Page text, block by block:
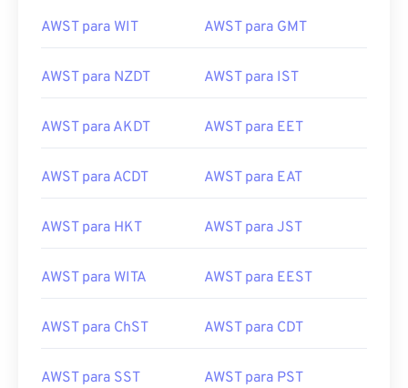
AWST para WIT AWST para GMT
AWST para NZDT AWST para IST
AWST para AKDT AWST para EET
AWST para ACDT AWST para EAT
AWST para HKT AWST para JST
AWST para WITA AWST para EEST
AWST para ChST AWST para CDT
AWST para SST AWST para PST